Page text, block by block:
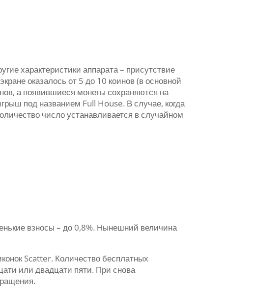
характеристики аппарата – присутствие
оказалось от 5 до 10 коинов (в основной
а появившиеся монеты сохраняются на
под названием Full House. В случае, когда
число устанавливается в случайном
взносы – до 0,8%. Нынешний величина
Scatter. Количество бесплатных
или двадцати пяти. При снова